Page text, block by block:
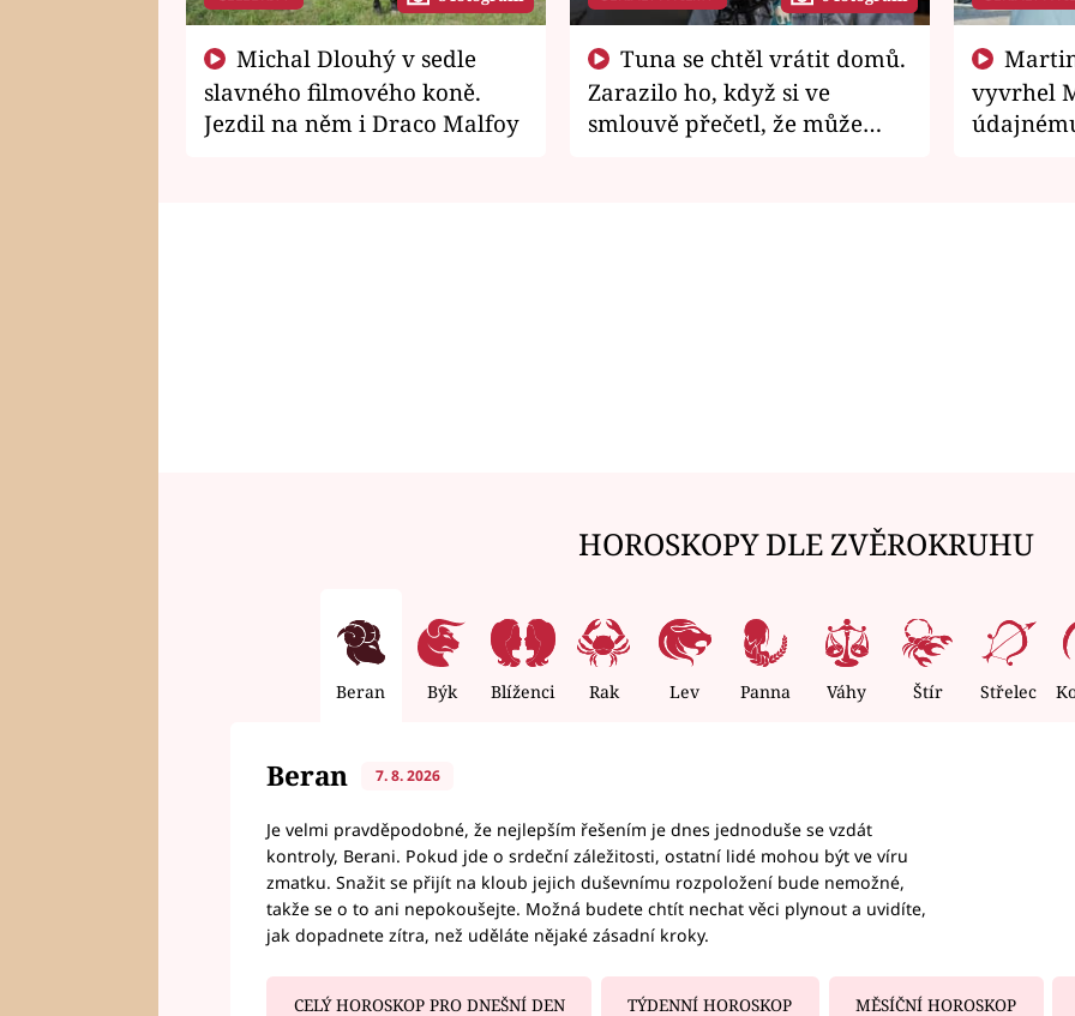
slavného filmového koně.
Jezdil na něm i Draco Malfoy
Zarazilo ho, když si ve
smlouvě přečetl, že může
vyvrhel
HOROSKOPY DLE ZVĚROKRUHU
Beran Býk Blíženci Rak Lev Panna Váhy Štír Střelec
Beran 7. 8. 2026
Je velmi pravděpodobné, že nejlepším řešením je dnes jednoduše se vzdát
kontroly, Berani. Pokud jde o srdeční záležitosti, ostatní lidé mohou být ve víru
zmatku. Snažit se přijít na kloub jejich duševnímu rozpoložení bude nemožné,
takže se o to ani nepokoušejte. Možná budete chtít nechat věci plynout a uvidíte,
jak dopadnete zítra, než uděláte nějaké zásadní kroky.
CELÝ HOROSKOP PRO DNEŠNÍ DEN TÝDENNÍ HOROSKOP MĚSÍČNÍ HOROSKOP